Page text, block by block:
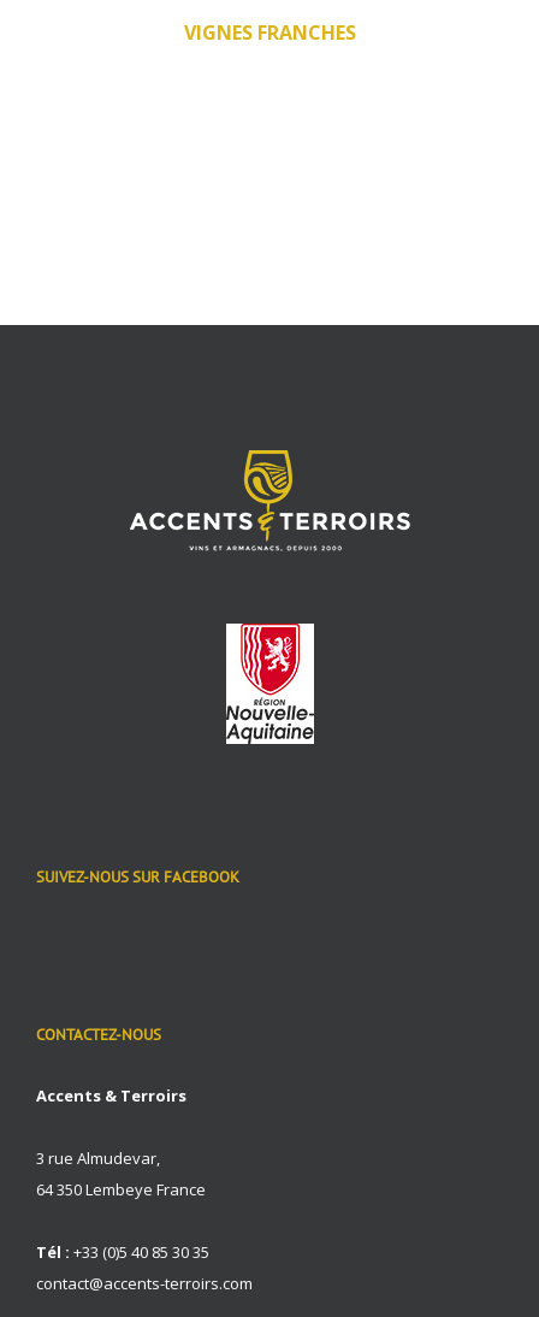
VIGNES FRANCHES
SUIVEZ-NOUS SUR FACEBOOK
CONTACTEZ-NOUS
Accents & Terroirs
3 rue Almudevar,
64 350 Lembeye France
Tél : +33 (0)5 40 85 30 35
contact@accents-terroirs.com